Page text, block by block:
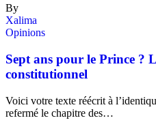
By
Xalima
Opinions
Sept ans pour le Prince ?
constitutionnel
Voici votre texte réécrit à
refermé le chapitre des…